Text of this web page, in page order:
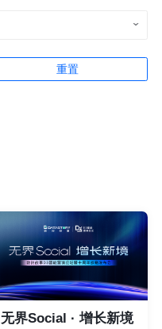
重置
无界Social · 增长新境